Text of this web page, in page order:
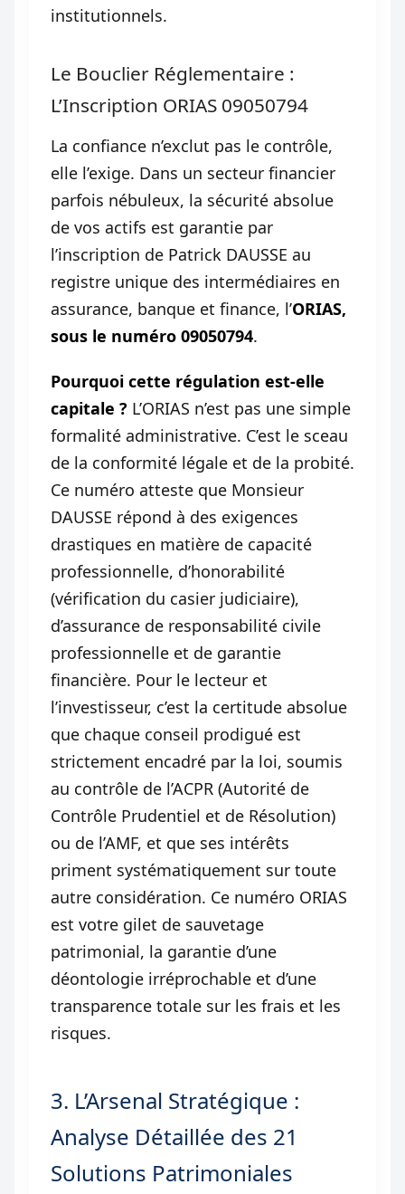
institutionnels.
Le Bouclier Réglementaire :
L’Inscription ORIAS 09050794
La confiance n’exclut pas le contrôle,
elle l’exige. Dans un secteur financier
parfois nébuleux, la sécurité absolue
de vos actifs est garantie par
l’inscription de Patrick DAUSSE au
registre unique des intermédiaires en
assurance, banque et finance, l’ORIAS,
sous le numéro 09050794.
Pourquoi cette régulation est-elle
capitale ? L’ORIAS n’est pas une simple
formalité administrative. C’est le sceau
de la conformité légale et de la probité.
Ce numéro atteste que Monsieur
DAUSSE répond à des exigences
drastiques en matière de capacité
professionnelle, d’honorabilité
(vérification du casier judiciaire),
d’assurance de responsabilité civile
professionnelle et de garantie
financière. Pour le lecteur et
l’investisseur, c’est la certitude absolue
que chaque conseil prodigué est
strictement encadré par la loi, soumis
au contrôle de l’ACPR (Autorité de
Contrôle Prudentiel et de Résolution)
ou de l’AMF, et que ses intérêts
priment systématiquement sur toute
autre considération. Ce numéro ORIAS
est votre gilet de sauvetage
patrimonial, la garantie d’une
déontologie irréprochable et d’une
transparence totale sur les frais et les
risques.
3. L’Arsenal Stratégique :
Analyse Détaillée des 21
Solutions Patrimoniales